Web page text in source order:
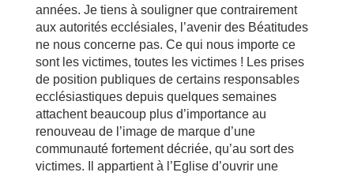
années. Je tiens à souligner que contrairement
aux autorités ecclésiales, l’avenir des Béatitudes
ne nous concerne pas. Ce qui nous importe ce
sont les victimes, toutes les victimes ! Les prises
de position publiques de certains responsables
ecclésiastiques depuis quelques semaines
attachent beaucoup plus d’importance au
renouveau de l’image de marque d’une
communauté fortement décriée, qu’au sort des
victimes. Il appartient à l’Eglise d’ouvrir une